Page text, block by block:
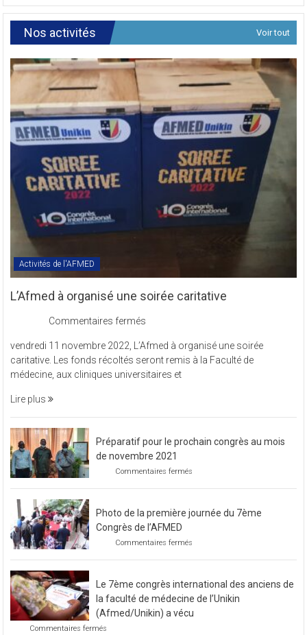
de
Révision
Textes
Statutaires
de
l’AFMED
en
sigle
COMREV.
Nos activités Voir tout
Activités de l'AFMED
L’Afmed à organisé une soirée caritative
Commentaires fermés
à
organisé
une
vendredi 11 novembre 2022, L’Afmed à organisé une soirée
caritative. Les fonds récoltés seront remis à la Faculté de
médecine, aux cliniques universitaires et
Lire plus
Préparatif pour le prochain congrès au mois
de novembre 2021
Commentaires fermés
prochain
de
2021
Photo de la première journée du 7ème
Congrès de l’AFMED
Commentaires fermés
première
journée
7ème
Le 7ème congrès international des anciens de
la faculté de médecine de l’Unikin
(Afmed/Unikin) a vécu
Commentaires fermés